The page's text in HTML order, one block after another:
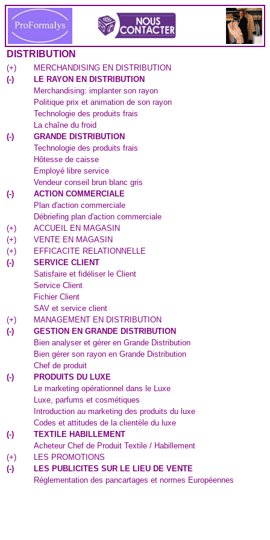
DISTRIBUTION
(+)
MERCHANDISING EN DISTRIBUTION
(-)
LE RAYON EN DISTRIBUTION
Merchandising: implanter son rayon
Politique prix et animation de son rayon
Technologie des produits frais
La chaîne du froid
(-)
GRANDE DISTRIBUTION
Technologie des produits frais
Hôtesse de caisse
Employé libre service
Vendeur conseil brun blanc gris
(-)
ACTION COMMERCIALE
Plan d'action commerciale
Débriefing plan d'action commerciale
(+)
ACCUEIL EN MAGASIN
(+)
VENTE EN MAGASIN
(+)
EFFICACITE RELATIONNELLE
(-)
SERVICE CLIENT
Satisfaire et fidéliser le Client
Service Client
Fichier Client
SAV et service client
(+)
MANAGEMENT EN DISTRIBUTION
(-)
GESTION EN GRANDE DISTRIBUTION
Bien analyser et gérer en Grande Distribution
Bien gérer son rayon en Grande Distribution
Chef de produit
(-)
PRODUITS DU LUXE
Le marketing opérationnel dans le Luxe
Luxe, parfums et cosmétiques
Introduction au marketing des produits du luxe
Codes et attitudes de la clientèle du luxe
(-)
TEXTILE HABILLEMENT
Acheteur Chef de Produit Textile / Habillement
(+)
LES PROMOTIONS
(-)
LES PUBLICITES SUR LE LIEU DE VENTE
Réglementation des pancartages et normes Européennes